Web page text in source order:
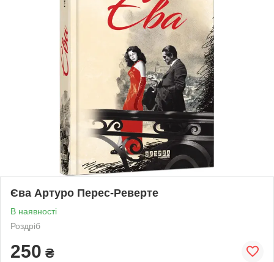
Єва Артуро Перес-Реверте
В наявності
Роздріб
250 ₴